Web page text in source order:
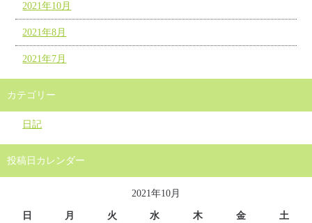
2021年10月
2021年8月
2021年7月
カテゴリー
日記
投稿日カレンダー
2021年10月
日 月 火 水 木 金 土